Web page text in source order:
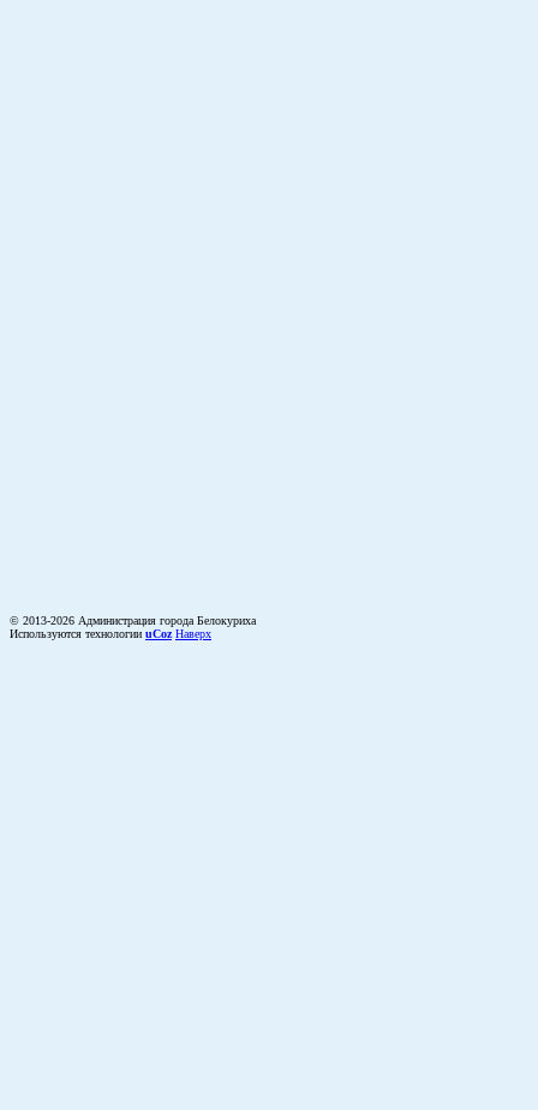
© 2013-2026 Администрация города Белокуриха
Используются технологии uCoz Наверх